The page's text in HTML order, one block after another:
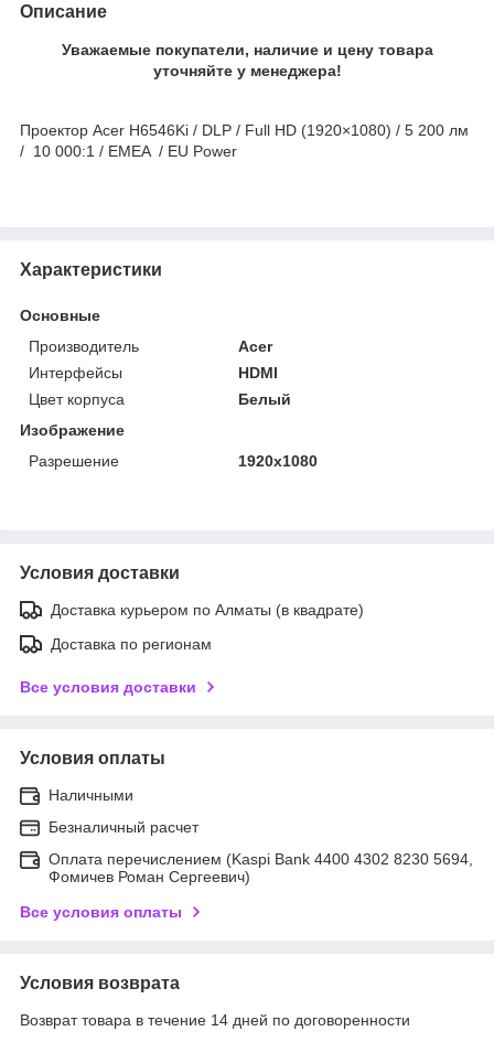
Описание
Уважаемые покупатели, наличие и цену товара
уточняйте у менеджера!
Проектор Acer H6546Ki / DLP / Full HD (1920×1080) / 5 200 лм
/ 10 000:1 / EMEA / EU Power
Характеристики
Основные
Производитель
Acer
Интерфейсы
HDMI
Цвет корпуса
Белый
Изображение
Разрешение
1920x1080
Условия доставки
Доставка курьером по Алматы (в квадрате)
Доставка по регионам
Все условия доставки
Условия оплаты
Наличными
Безналичный расчет
Оплата перечислением (Kaspi Bank 4400 4302 8230 5694,
Фомичев Роман Сергеевич)
Все условия оплаты
Условия возврата
Возврат товара в течение 14 дней по договоренности